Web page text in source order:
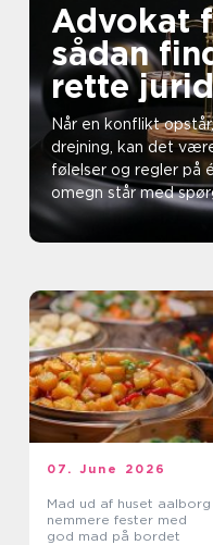
Advokat
sådan
rette
lokalt
Når en konflikt
drejning, kan det
følelser og regler på
omegn står med
07. June 2026
Mad ud af huset aalborg
nemmere fester med
god mad på bordet